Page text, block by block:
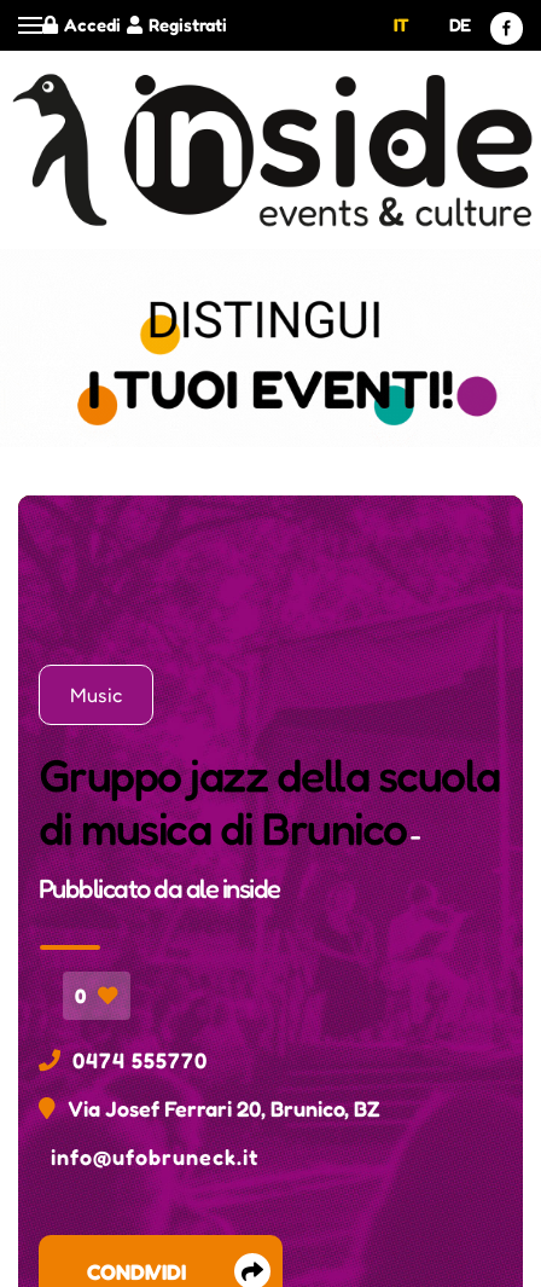
Registrati
Accedi IT DE
Music
Gruppo jazz della scuola
di musica di Brunico-
Pubblicato daale inside
0
0474 555770
Via Josef Ferrari 20, Brunico, BZ
info@ufobruneck.it
CONDIVIDI